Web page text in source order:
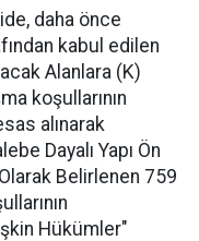
daha önce
kabul edilen
Alanlara (K)
koşullarının
alınarak
Dayalı Yapı Ön
Belirlenen 759
Hükümler"